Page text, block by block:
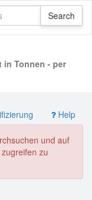
Tonnen - per
Help
und auf
zu